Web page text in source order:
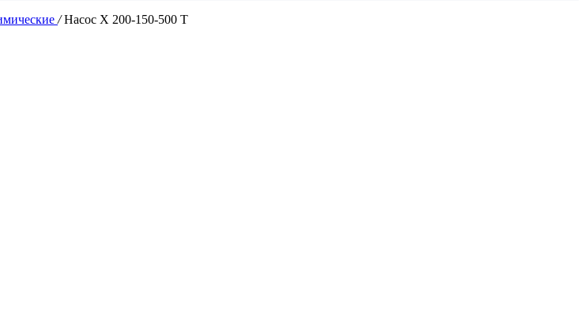
/ Насос Х 200-150-500 Т